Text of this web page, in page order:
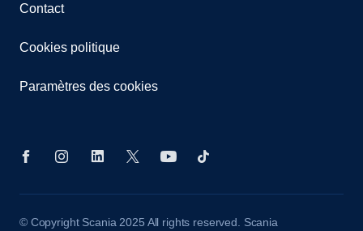
Contact
Cookies politique
Paramètres des cookies
© Copyright Scania 2025 All rights reserved. Scania